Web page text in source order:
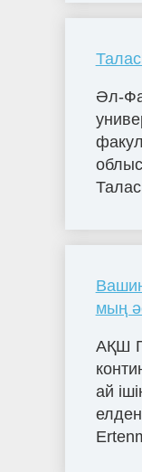
Әл-
мың
АҚШ
ай